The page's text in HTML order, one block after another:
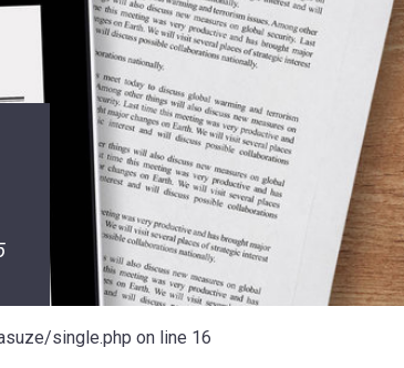
single.php on line 16